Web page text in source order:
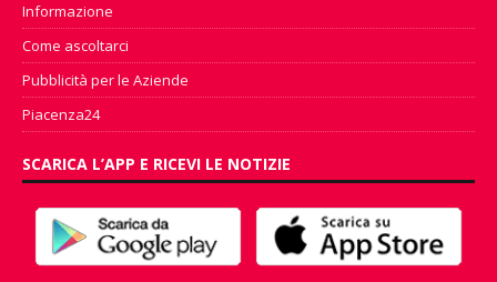
Informazione
Come ascoltarci
Pubblicità per le Aziende
Piacenza24
SCARICA L’APP E RICEVI LE NOTIZIE